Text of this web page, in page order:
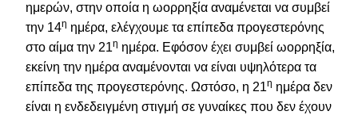
ημερών, στην οποία η ωορρηξία αναμένεται να συμβεί
την 14η ημέρα, ελέγχουμε τα επίπεδα προγεστερόνης
στο αίμα την 21η ημέρα. Εφόσον έχει συμβεί ωορρηξία,
εκείνη την ημέρα αναμένονται να είναι υψηλότερα τα
επίπεδα της προγεστερόνης. Ωστόσο, η 21η ημέρα δεν
είναι η ενδεδειγμένη στιγμή σε γυναίκες που δεν έχουν